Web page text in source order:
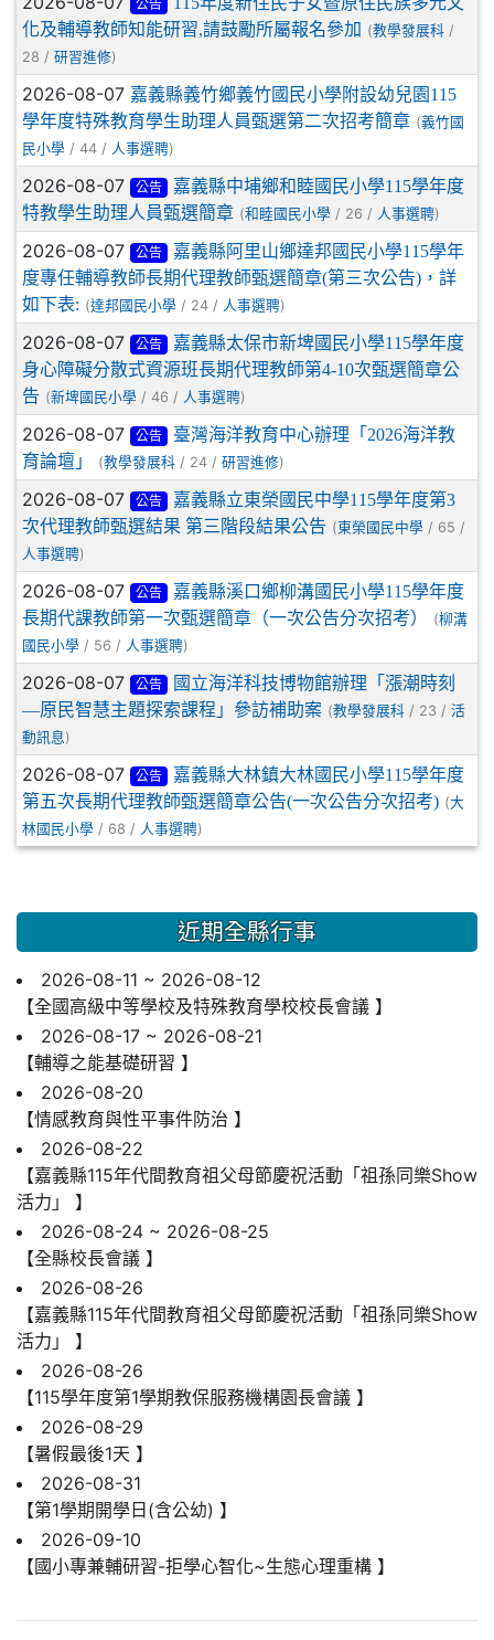
公告
化及輔導教師知能研習,請鼓勵所屬報名參加 (教學發展科 /
28 / 研習進修)
2026-08-07 嘉義縣義竹鄉義竹國民小學附設幼兒園115
學年度特殊教育學生助理人員甄選第二次招考簡章 (義竹國
民小學 / 44 / 人事選聘)
2026-08-07 公告
嘉義縣中埔鄉和睦國民小學115學年度
特教學生助理人員甄選簡章 (和睦國民小學 / 26 / 人事選聘)
2026-08-07 公告
嘉義縣阿里山鄉達邦國民小學115學年
度專任輔導教師長期代理教師甄選簡章(第三次公告)，詳
如下表: (達邦國民小學 / 24 / 人事選聘)
2026-08-07 公告
嘉義縣太保市新埤國民小學115學年度
身心障礙分散式資源班長期代理教師第4-10次甄選簡章公
告 (新埤國民小學 / 46 / 人事選聘)
2026-08-07 公告
臺灣海洋教育中心辦理「2026海洋教
育論壇」
(教學發展科 / 24 / 研習進修)
2026-08-07 公告
嘉義縣立東榮國民中學115學年度第3
次代理教師甄選結果 第三階段結果公告 (東榮國民中學 / 65 /
人事選聘)
2026-08-07 公告
嘉義縣溪口鄉柳溝國民小學115學年度
長期代課教師第一次甄選簡章（一次公告分次招考）
(柳溝
國民小學 / 56 / 人事選聘)
2026-08-07 公告
國立海洋科技博物館辦理「漲潮時刻
—原民智慧主題探索課程」參訪補助案 (教學發展科 / 23 / 活
動訊息 )
2026-08-07 公告
嘉義縣大林鎮大林國民小學115學年度
第五次長期代理教師甄選簡章公告(一次公告分次招考) (大
林國民小學 / 68 / 人事選聘)
近期全縣行事
2026-08-11 ~ 2026-08-12
【全國高級中等學校及特殊教育學校校長會議 】
2026-08-17 ~ 2026-08-21
【輔導之能基礎研習 】
2026-08-20
【情感教育與性平事件防治 】
2026-08-22
【嘉義縣115年代間教育祖父母節慶祝活動「祖孫同樂Show
活力」 】
2026-08-24 ~ 2026-08-25
【全縣校長會議 】
2026-08-26
【嘉義縣115年代間教育祖父母節慶祝活動「祖孫同樂Show
活力」 】
2026-08-26
【115學年度第1學期教保服務機構園長會議 】
2026-08-29
【暑假最後1天 】
2026-08-31
【第1學期開學日(含公幼) 】
2026-09-10
【國小專兼輔研習-拒學心智化~生態心理重構 】